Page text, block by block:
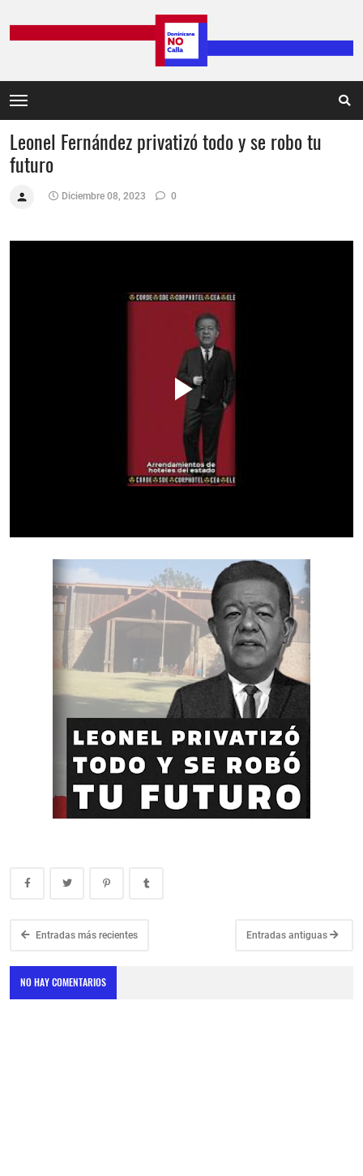
Leonel Fernández privatizó todo y se robo tu
futuro
Diciembre 08, 2023 0
Entradas más recientes Entradas antiguas
NO HAY COMENTARIOS